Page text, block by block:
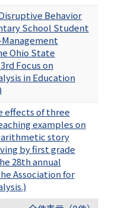
Behavior
School Student
Ohio State
Focus on
in Education
effects of three
examples on
story
by first grade
28th annual
Association for